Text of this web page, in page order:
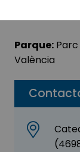
Parque:
València